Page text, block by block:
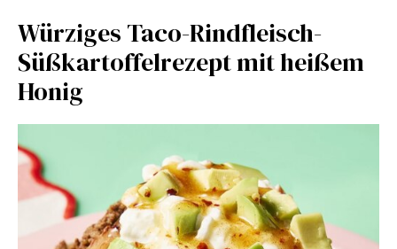
Würziges Taco-Rindfleisch-
Süßkartoffelrezept mit heißem
Honig